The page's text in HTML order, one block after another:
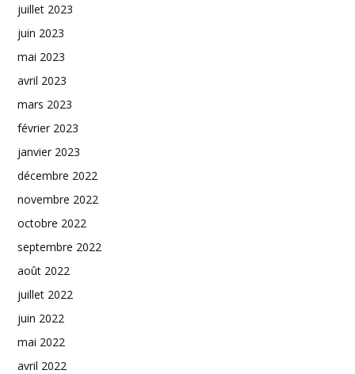
juillet 2023
juin 2023
mai 2023
avril 2023
mars 2023
février 2023
janvier 2023
décembre 2022
novembre 2022
octobre 2022
septembre 2022
août 2022
juillet 2022
juin 2022
mai 2022
avril 2022